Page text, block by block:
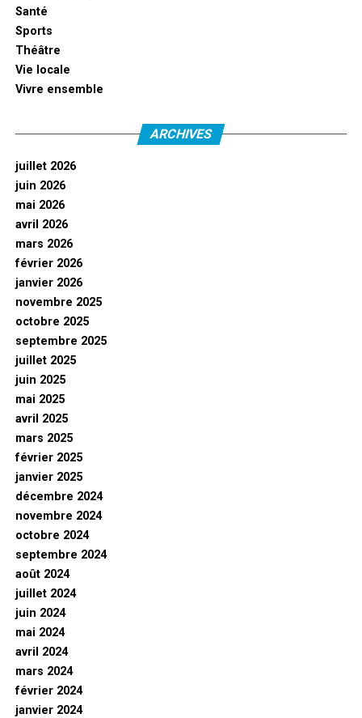
Santé
Sports
Théâtre
Vie locale
Vivre ensemble
ARCHIVES
juillet 2026
juin 2026
mai 2026
avril 2026
mars 2026
février 2026
janvier 2026
novembre 2025
octobre 2025
septembre 2025
juillet 2025
juin 2025
mai 2025
avril 2025
mars 2025
février 2025
janvier 2025
décembre 2024
novembre 2024
octobre 2024
septembre 2024
août 2024
juillet 2024
juin 2024
mai 2024
avril 2024
mars 2024
février 2024
janvier 2024